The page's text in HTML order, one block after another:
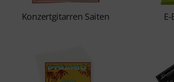
Konzertgitarren Saiten